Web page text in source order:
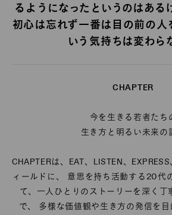
るようになったというのはある
初心は忘れず一番は目の前の人
いう気持ちは変わら
CHAPTER
今を生きる若者たち
生き方と明るい未来の
CHAPTERは、EAT、LISTEN、
ィールドに、 意思を持ち活動する20代
て、一人ひとりのストーリーを深く丁
で、 多様な価値観や生き方の発信を